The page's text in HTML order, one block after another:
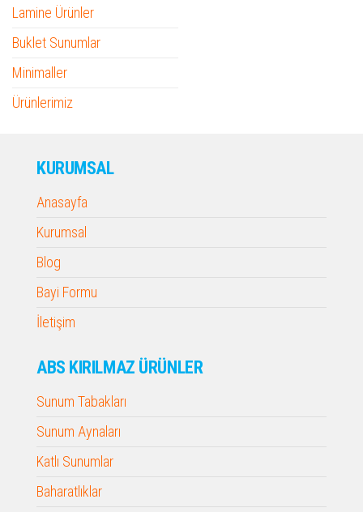
Lamine Ürünler
Buklet Sunumlar
Minimaller
Ürünlerimiz
KURUMSAL
Anasayfa
Kurumsal
Blog
Bayi Formu
İletişim
ABS KIRILMAZ ÜRÜNLER
Sunum Tabakları
Sunum Aynaları
Katlı Sunumlar
Baharatlıklar